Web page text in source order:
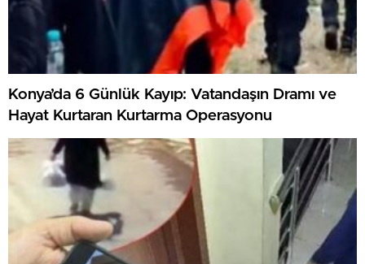
Konya’da 6 Günlük Kayıp: Vatandaşın Dramı ve
Hayat Kurtaran Kurtarma Operasyonu